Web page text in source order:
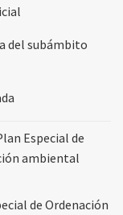
del subámbito
Especial de
ambiental
de Ordenación